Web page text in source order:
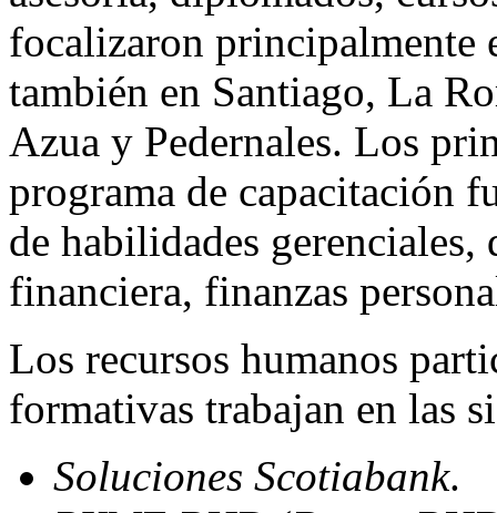
focalizaron principalmente
también en Santiago, La
Azua y Pedernales. Los
programa de capacitación
de habilidades
financiera, finanzas
Los recursos humanos
formativas trabajan en las
Soluciones Scotiabank.